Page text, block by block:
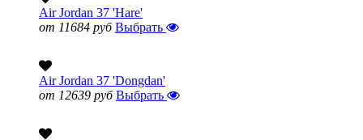
Air Jordan 37 'Hare'
от 11684 руб Выбрать
Air Jordan 37 'Dongdan'
от 12639 руб Выбрать